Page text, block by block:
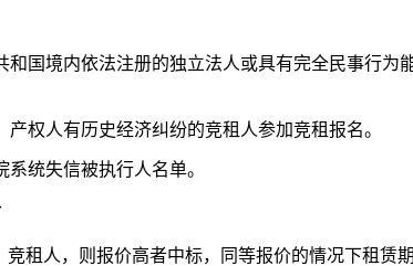
和国境内依法注册的独立法人或具有完全民事行为
产权人有历史经济纠纷的竞租人参加竞租报名。
统失信被执行人名单。
竞租人，则报价高者中标，同等报价的情况下租赁